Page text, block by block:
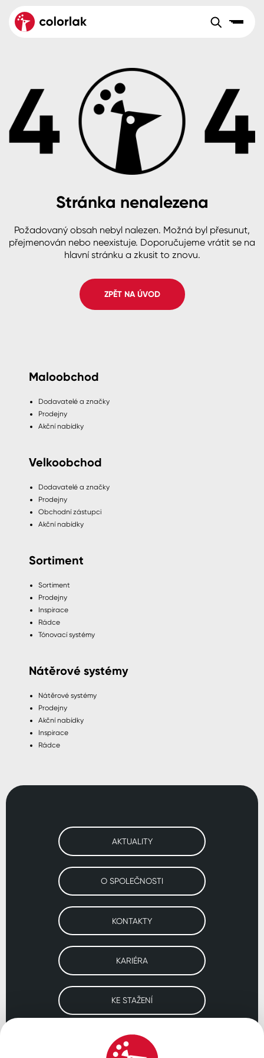
Velkoobchod Sortiment
Aktuality
Reference
O společnosti
B2B +420 800 145 555Po – Pá: 8:00–15:00
Česko
Slovensko Polsko Worldwide
Dřevo
Beton, asfalt, minerální podklady
Plast, sklo, keramika
Stěny
Fasády
Spreje
Colorlak Dekor
Colorlak Profi
Colorlak Pta
Stránka nenalezena
Požadovaný obsah nebyl nalezen. Možná byl přesunut,
přejmenován nebo neexistuje. Doporučujeme vrátit se na
hlavní stránku a zkusit to znovu.
ZPĚT NA ÚVOD
Maloobchod
Dodavatelé a značky
Prodejny
Akční nabídky
Velkoobchod
Dodavatelé a značky
Prodejny
Obchodní zástupci
Akční nabídky
Sortiment
Sortiment
Prodejny
Inspirace
Rádce
Tónovací systémy
Nátěrové systémy
Nátěrové systémy
Prodejny
Akční nabídky
Inspirace
Rádce
AKTUALITY
O SPOLEČNOSTI
KONTAKTY
KARIÉRA
KE STAŽENÍ
Navštivte naše pobočky